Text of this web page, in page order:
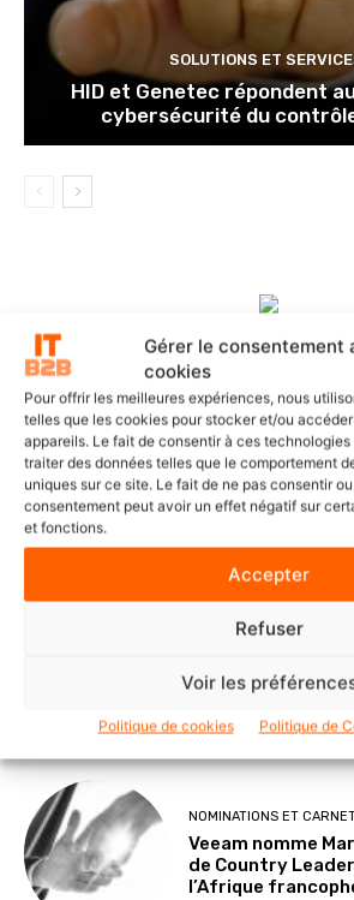
Gérer le consentement
cookies
Pour offrir les meilleures expériences, nous
telles que les cookies pour stocker et/ou
appareils. Le fait de consentir à ces
traiter des données telles que le comportement
uniques sur ce site. Le fait de ne pas consentir
consentement peut avoir un effet négatif sur
et fonctions.
Accepter
Refuser
Voir les
Politique de cookies Politique de
SOLUTIONS ET
HID et Genetec répondent
cybersécurité du
DERNIERS ARTICLES
SOLUTIONS ET SERVICES
ITS Group
Le Mode IA de
AI qui n’a plus
NOMINATIONS ET
Veeam nomme
de Country
l’Afrique